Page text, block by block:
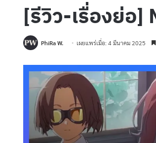
[รีวิว-เรื่องย่อ]
PhiRa W. เผยแพร่เมื่อ: 4 มีนาคม 2025